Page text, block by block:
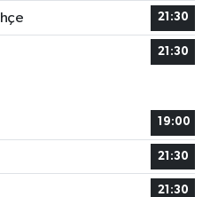
21:30
21:30
19:00
21:30
21:30